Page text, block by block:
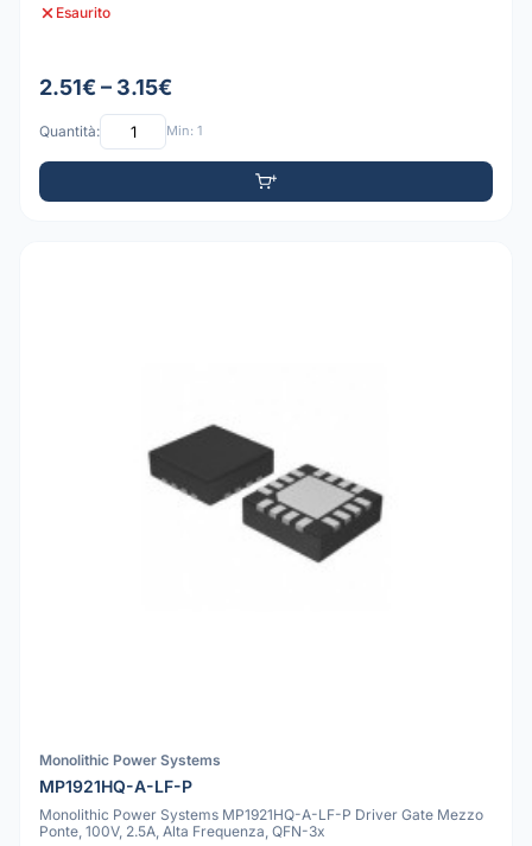
Esaurito
2.51€ – 3.15€
Quantità: Min: 1
Monolithic Power Systems
MP1921HQ-A-LF-P
Monolithic Power Systems MP1921HQ-A-LF-P Driver Gate Mezzo
Ponte, 100V, 2.5A, Alta Frequenza, QFN-3x